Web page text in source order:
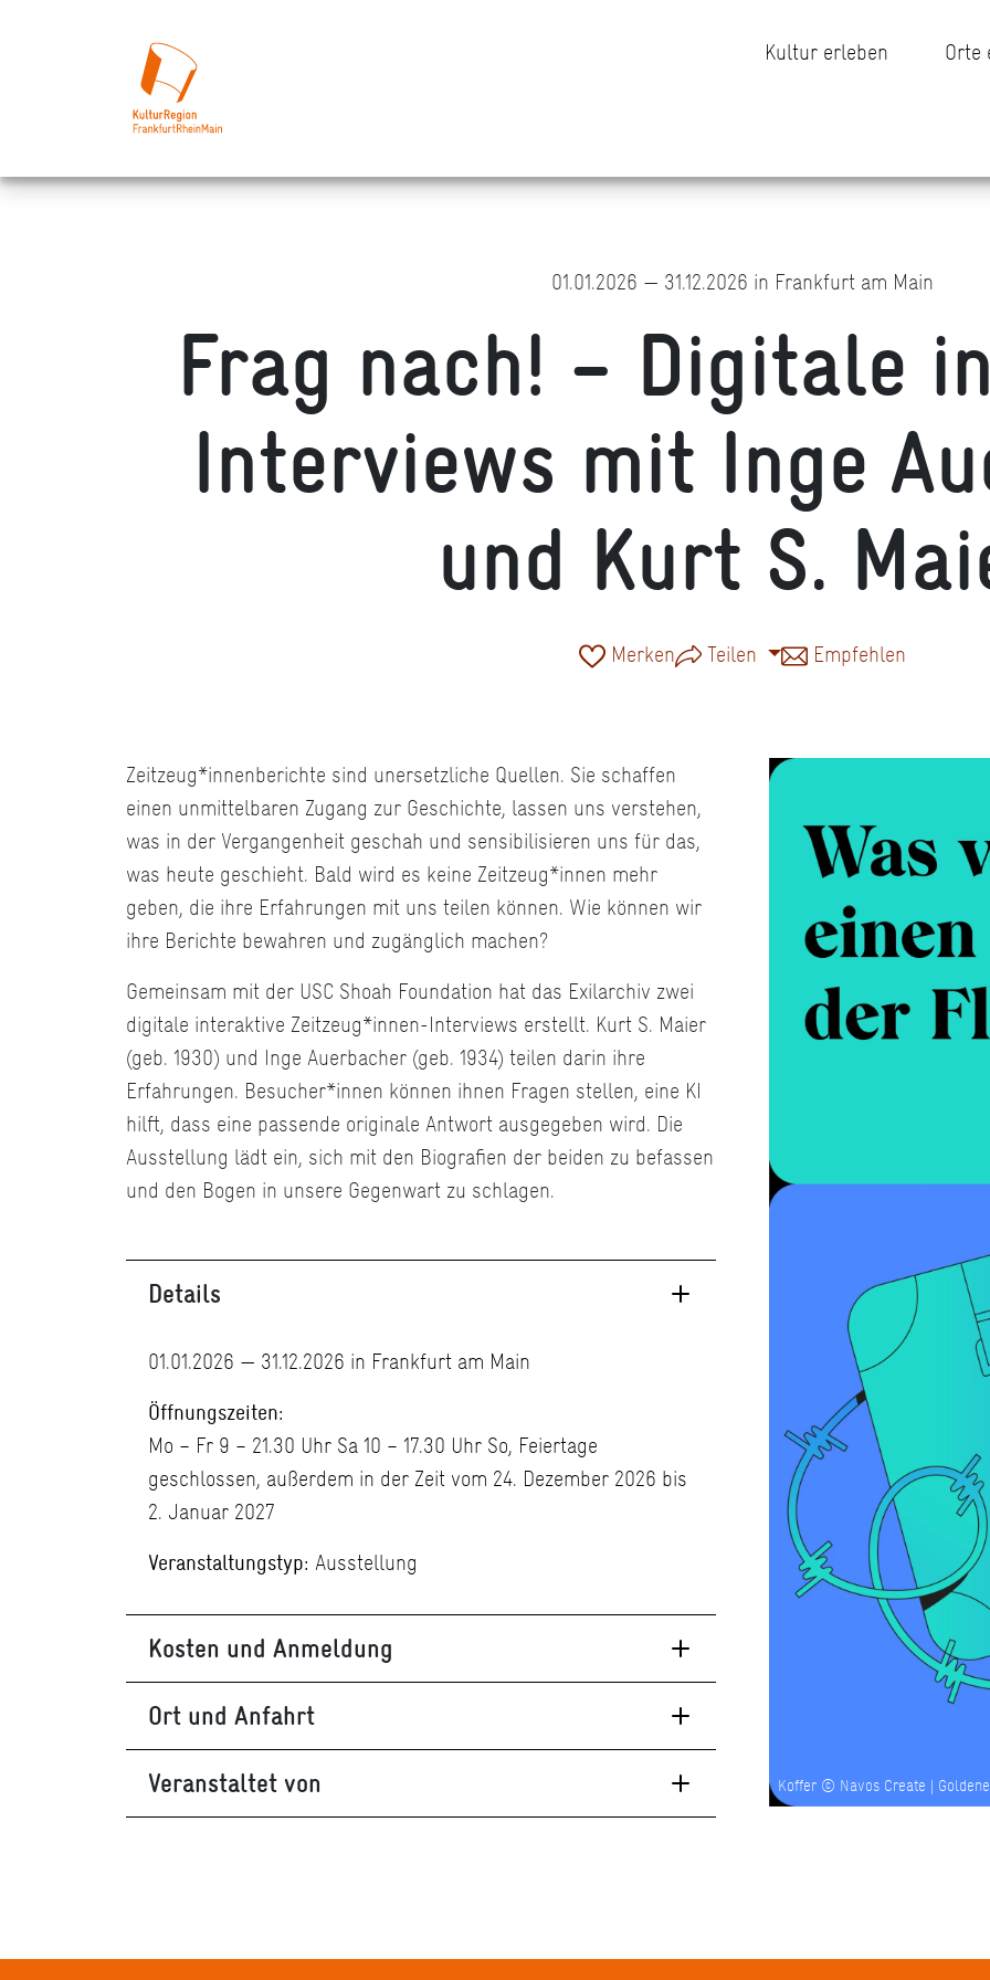
Kultur erleben Orte
01.01.2026 — 31.12.2026 in Frankfurt am Main
Frag nach! – Digitale
Interviews mit Inge
und Kurt S.
Merken Teilen Empfehlen
Zeitzeug*innenberichte sind unersetzliche Quellen. Sie schaffen
einen unmittelbaren Zugang zur Geschichte, lassen uns verstehen,
was in der Vergangenheit geschah und sensibilisieren uns für das,
was heute geschieht. Bald wird es keine Zeitzeug*innen mehr
geben, die ihre Erfahrungen mit uns teilen können. Wie können wir
ihre Berichte bewahren und zugänglich machen?
Gemeinsam mit der USC Shoah Foundation hat das Exilarchiv zwei
digitale interaktive Zeitzeug*innen-Interviews erstellt. Kurt S. Maier
(geb. 1930) und Inge Auerbacher (geb. 1934) teilen darin ihre
Erfahrungen. Besucher*innen können ihnen Fragen stellen, eine KI
hilft, dass eine passende originale Antwort ausgegeben wird. Die
Ausstellung lädt ein, sich mit den Biografien der beiden zu befassen
und den Bogen in unsere Gegenwart zu schlagen.
Details
01.01.2026 — 31.12.2026 in Frankfurt am Main
Öffnungszeiten:
Mo – Fr 9 – 21.30 Uhr Sa 10 – 17.30 Uhr So, Feiertage
geschlossen, außerdem in der Zeit vom 24. Dezember 2026 bis
2. Januar 2027
Veranstaltungstyp: Ausstellung
Kosten und Anmeldung
Ort und Anfahrt
Veranstaltet von
Koffer © Navos Create |